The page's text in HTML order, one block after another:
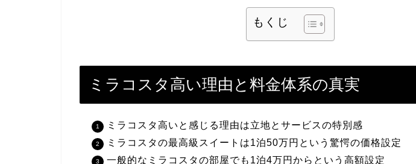
もくじ
ミラコスタ高い理由と料金体系の真実
ミラコスタ高いと感じる理由は立地とサービスの特別感
ミラコスタの最高級スイートは1泊50万円という驚愕の価格設定
一般的なミラコスタの部屋でも1泊4万円からという高額設定